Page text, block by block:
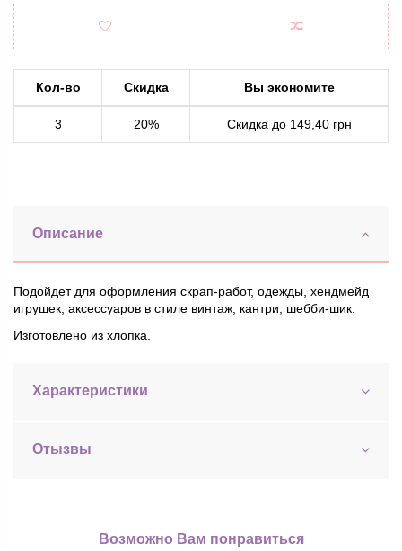
Кол-во Скидка Вы экономите
3 20% Скидка до 149,40 грн
Описание
Подойдет для оформления скрап-работ, одежды, хендмейд
игрушек, аксессуаров в стиле винтаж, кантри, шебби-шик.
Изготовлено из хлопка.
Характеристики
Отызвы
Возможно Вам понравиться